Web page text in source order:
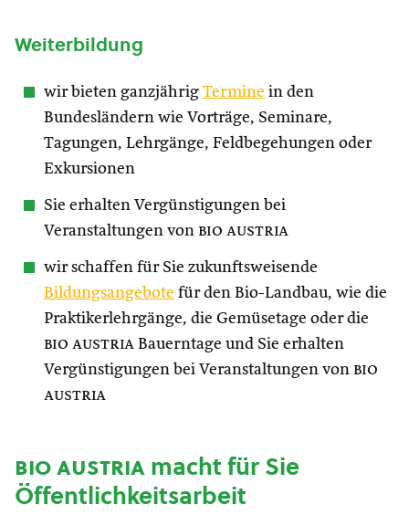
Weiterbildung
wir bieten ganzjährig Termine in den
Bundesländern wie Vorträge, Seminare,
Tagungen, Lehrgänge, Feldbegehungen oder
Exkursionen
Sie erhalten Vergünstigungen bei
Veranstaltungen von bio austria
wir schaffen für Sie zukunftsweisende
Bildungsangebote für den Bio-Landbau, wie die
Praktikerlehrgänge, die Gemüsetage oder die
bio austria Bauerntage und Sie erhalten
Vergünstigungen bei Veranstaltungen von bio
austria
bio austriamacht für Sie
Öffentlichkeitsarbeit